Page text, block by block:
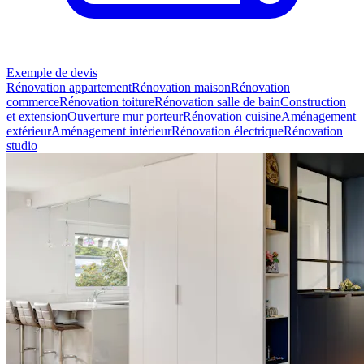
Exemple de devis
Rénovation appartementRénovation maisonRénovation
commerceRénovation toitureRénovation salle de bainConstruction
et extensionOuverture mur porteurRénovation cuisineAménagement
extérieurAménagement intérieurRénovation électriqueRénovation
studio